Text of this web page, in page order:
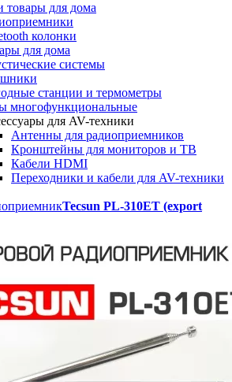
товары для дома
колонки
для дома
системы
станции и термометры
многофункциональные
для AV-техники
Антенны для радиоприемников
Кронштейны для мониторов и ТВ
Кабели HDMI
Переходники и кабели для AV-техники
Tecsun PL-310ET (export